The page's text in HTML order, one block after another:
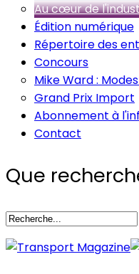
Au cœur de
Édition numérique
Répertoire des
Concours
Mike Ward :
Grand Prix Import
Abonnement à
Contact
Que